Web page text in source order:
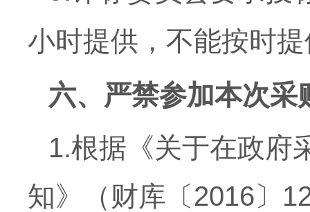
小时提供，不能按时
六、严禁参加本次采
1.根据《关于在政府
知》（财库〔2016〕